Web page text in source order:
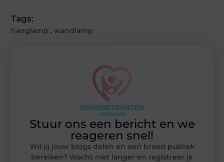
Tags:
hanglamp ,wandlamp
Stuur ons een bericht en we
reageren snel!
Wil jij jouw blogs delen en een breed publiek
bereiken? Wacht niet langer en registreer je